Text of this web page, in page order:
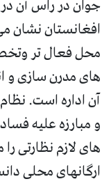
جوان در راس آن
افغانستان نشان
محل فعال تر
های مدرن سازی و
آن اداره است.
و مبارزه علیه
های لازم نظارتی
ارگانهای محلی